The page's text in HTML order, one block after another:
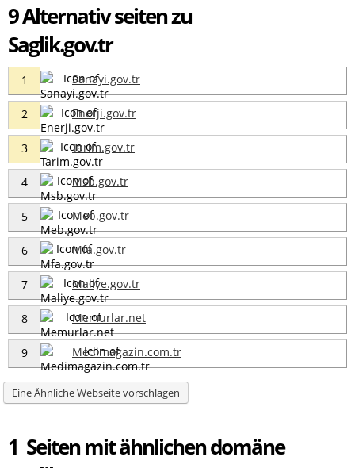
9 Alternativ seiten zu
Saglik.gov.tr
1 Sanayi.gov.tr
2 Enerji.gov.tr
3 Tarim.gov.tr
4 Msb.gov.tr
5 Meb.gov.tr
6 Mfa.gov.tr
7 Maliye.gov.tr
8 Memurlar.net
9 Medimagazin.com.tr
Eine Ähnliche Webseite vorschlagen
1 Seiten mit ähnlichen domäne